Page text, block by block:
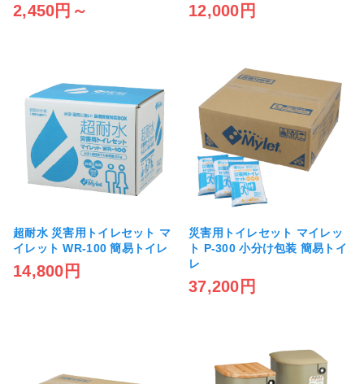
2,450円～ 12,000円
超耐水 災害用トイレセット マ
イレット WR-100 簡易トイレ
14,800円
災害用トイレセット マイレッ
ト P-300 小分け包装 簡易トイ
レ
37,200円